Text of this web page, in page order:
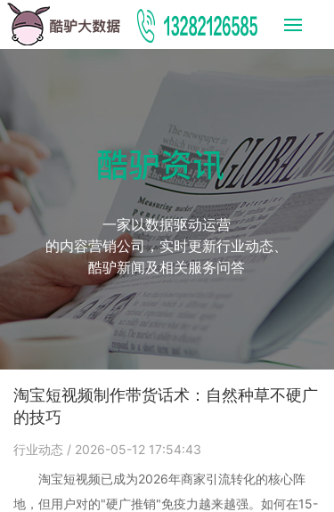
一家以数据驱动运营
的内容营销公司，实时更新行业动态、
酷驴新闻及相关服务问答
酷驴资讯
淘宝短视频制作带货话术：自然种草不硬广
的技巧
行业动态 / 2026-05-12 17:54:43
淘宝短视频已成为2026年商家引流转化的核心阵
地，但用户对的"硬广推销"免疫力越来越强。如何在15-